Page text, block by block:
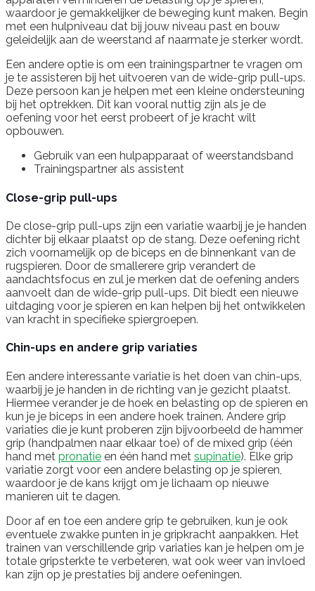
waardoor je gemakkelijker de beweging kunt maken. Begin
met een hulpniveau dat bij jouw niveau past en bouw
geleidelijk aan de weerstand af naarmate je sterker wordt.
Een andere optie is om een trainingspartner te vragen om
je te assisteren bij het uitvoeren van de wide-grip pull-ups.
Deze persoon kan je helpen met een kleine ondersteuning
bij het optrekken. Dit kan vooral nuttig zijn als je de
oefening voor het eerst probeert of je kracht wilt
opbouwen.
Gebruik van een hulpapparaat of weerstandsband
Trainingspartner als assistent
Close-grip pull-ups
De close-grip pull-ups zijn een variatie waarbij je je handen
dichter bij elkaar plaatst op de stang. Deze oefening richt
zich voornamelijk op de biceps en de binnenkant van de
rugspieren. Door de smallerere grip verandert de
aandachtsfocus en zul je merken dat de oefening anders
aanvoelt dan de wide-grip pull-ups. Dit biedt een nieuwe
uitdaging voor je spieren en kan helpen bij het ontwikkelen
van kracht in specifieke spiergroepen.
Chin-ups en andere grip variaties
Een andere interessante variatie is het doen van chin-ups,
waarbij je je handen in de richting van je gezicht plaatst.
Hiermee verander je de hoek en belasting op de spieren en
kun je je biceps in een andere hoek trainen. Andere grip
variaties die je kunt proberen zijn bijvoorbeeld de hammer
grip (handpalmen naar elkaar toe) of de mixed grip (één
hand met pronatie en één hand met supinatie). Elke grip
variatie zorgt voor een andere belasting op je spieren,
waardoor je de kans krijgt om je lichaam op nieuwe
manieren uit te dagen.
Door af en toe een andere grip te gebruiken, kun je ook
eventuele zwakke punten in je gripkracht aanpakken. Het
trainen van verschillende grip variaties kan je helpen om je
totale gripsterkte te verbeteren, wat ook weer van invloed
kan zijn op je prestaties bij andere oefeningen.